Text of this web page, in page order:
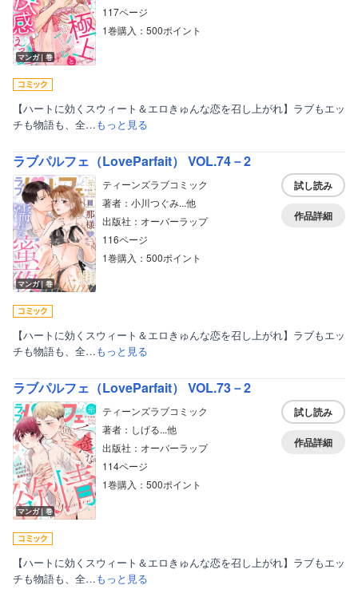
マンガ｜巻
117ページ
1巻購入：500ポイント
【ハートに効くスウィート＆エロきゅんな恋を召し上がれ】ラブもエッ
チも物語も、全…もっと見る
ラブパルフェ（LoveParfait） VOL.74－2
マンガ｜巻
ティーンズラブコミック
著者：小川つぐみ...他
出版社：オーバーラップ
116ページ
1巻購入：500ポイント
試し読み
作品詳細
【ハートに効くスウィート＆エロきゅんな恋を召し上がれ】ラブもエッ
チも物語も、全…もっと見る
ラブパルフェ（LoveParfait） VOL.73－2
マンガ｜巻
ティーンズラブコミック
著者：しげる...他
出版社：オーバーラップ
114ページ
1巻購入：500ポイント
試し読み
作品詳細
【ハートに効くスウィート＆エロきゅんな恋を召し上がれ】ラブもエッ
チも物語も、全…もっと見る
ボーイズラブ
美女・美少女
女性写真集